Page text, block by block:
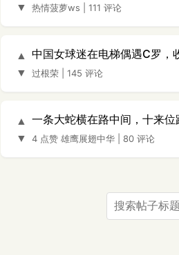
▼
热情菠萝ws 111 评论
▲
▼
中国女球迷在电梯偶遇C罗，
过根荣 145 评论
▲
▼
一条大蛇横在路中间，十来
4 点赞 雄鹰展翅中华 80 评论